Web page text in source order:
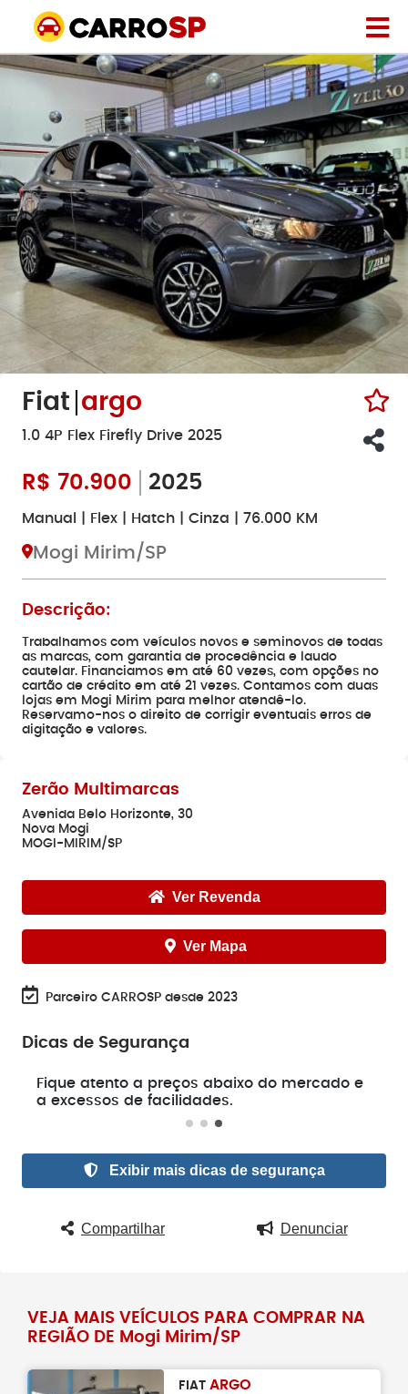
Fiat argo
1.0 4P Flex Firefly Drive 2025
R$ 70.900 2025
Manual | Flex | Hatch | Cinza | 76.000 KM
Mogi Mirim/SP
Descrição:
Trabalhamos com veículos novos e seminovos de todas
as marcas, com garantia de procedência e laudo
cautelar. Financiamos em até 60 vezes, com opções no
cartão de crédito em até 21 vezes. Contamos com duas
lojas em Mogi Mirim para melhor atendê-lo.
Reservamo-nos o direito de corrigir eventuais erros de
digitação e valores.
Zerão Multimarcas
Avenida Belo Horizonte, 30
Nova Mogi
MOGI-MIRIM/SP
Ver Revenda
Ver Mapa
Parceiro CARROSP desde 2023
Dicas de Segurança
Fique atento a preços abaixo do mercado e
a excessos de facilidades.
Exibir mais dicas de segurança
Compartilhar Denunciar
VEJA MAIS VEÍCULOS PARA COMPRAR NA
REGIÃO DE Mogi Mirim/SP
FIAT ARGO